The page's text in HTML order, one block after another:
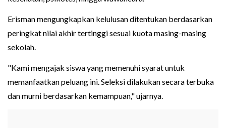
Erisman mengungkapkan kelulusan ditentukan berdasarkan
peringkat nilai akhir tertinggi sesuai kuota masing-masing
sekolah.
"Kami mengajak siswa yang memenuhi syarat untuk
memanfaatkan peluang ini. Seleksi dilakukan secara terbuka
dan murni berdasarkan kemampuan," ujarnya.